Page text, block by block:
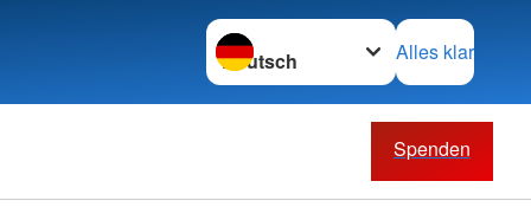
Sprache wechseln zu
Alles klar
Spenden